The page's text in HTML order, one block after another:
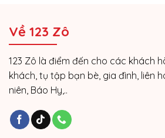
Về 123 Zô
123 Zô là điểm đến cho các khách
khách, tụ tập bạn bè, gia đình, liên
niên, Báo Hy,..